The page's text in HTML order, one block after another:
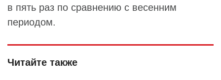
в пять раз по сравнению с весенним
периодом.
Читайте также